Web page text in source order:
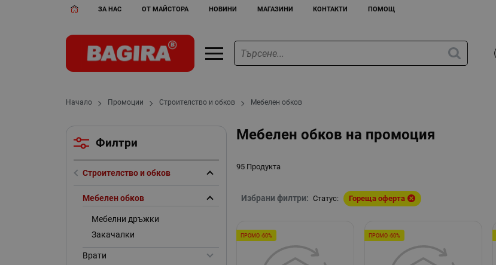
ЗА НАС ОТ МАЙСТОРА НОВИНИ МАГАЗИНИ КОНТАКТИ ПОМОЩ
Начало Промоции Строителство и обков Мебелен обков
Мебелен обков на промоция
95 Продукта
Избрани филтри: Статус: Гореща оферта
ПРОМО -60% ПРОМО -60%
Филтри
Строителство и обков
Мебелен обков
Мебелни дръжки
Закачалки
Врати